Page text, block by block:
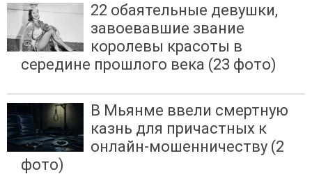
22 обаятельные девушки,
завоевавшие звание
королевы красоты в
середине прошлого века (23 фото)
В Мьянме ввели смертную
казнь для причастных к
онлайн-мошенничеству (2
фото)